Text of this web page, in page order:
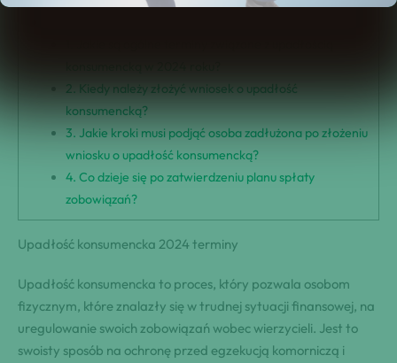
2. Kiedy należy złożyć wniosek o upadłość
konsumencką?
3. Jakie kroki musi podjąć osoba zadłużona po złożeniu
wniosku o upadłość konsumencką?
4. Co dzieje się po zatwierdzeniu planu spłaty
zobowiązań?
Upadłość konsumencka 2024 terminy
Upadłość konsumencka to proces, który pozwala osobom
fizycznym, które znalazły się w trudnej sytuacji finansowej, na
uregulowanie swoich zobowiązań wobec wierzycieli. Jest to
swoisty sposób na ochronę przed egzekucją komorniczą i